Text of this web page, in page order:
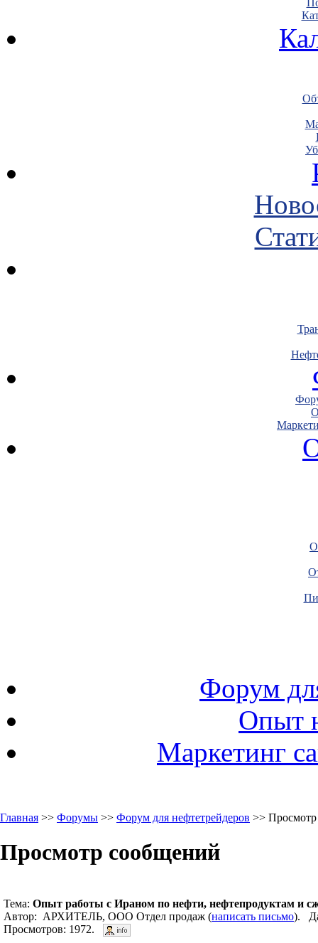
Форум
Опыт
Маркетинг
Главная >> Форумы >> Форум для нефтетрейдеров >>
Просмотр сообщений
Тема: Опыт работы с Ираном по нефти, нефтепродуктам и
Автор: АРХИТЕЛЬ, ООО Отдел продаж (написать письмо).
Просмотров: 1972.